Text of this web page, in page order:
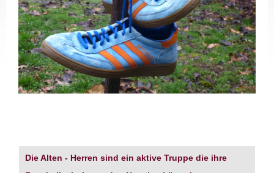
Die Alten - Herren sind ein aktive Truppe die ihre